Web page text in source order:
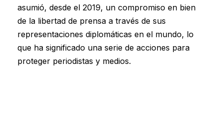
asumió, desde el 2019, un compromiso en bien
de la libertad de prensa a través de sus
representaciones diplomáticas en el mundo, lo
que ha significado una serie de acciones para
proteger periodistas y medios.